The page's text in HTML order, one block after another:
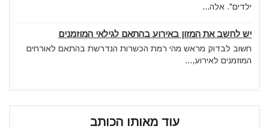
ילדים". אלה...
יש לחשב את המזון באירוע בהתאם לגילאי המוזמנים
חשוב לבדוק מראש מהי רמת הכשרות הנדרשת בהתאם לאורחים
המוזמנים לאירוע,...
עוד מאותו הכותב